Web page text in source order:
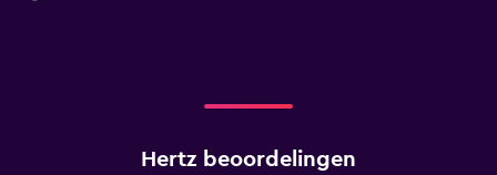
Hertz beoordelingen